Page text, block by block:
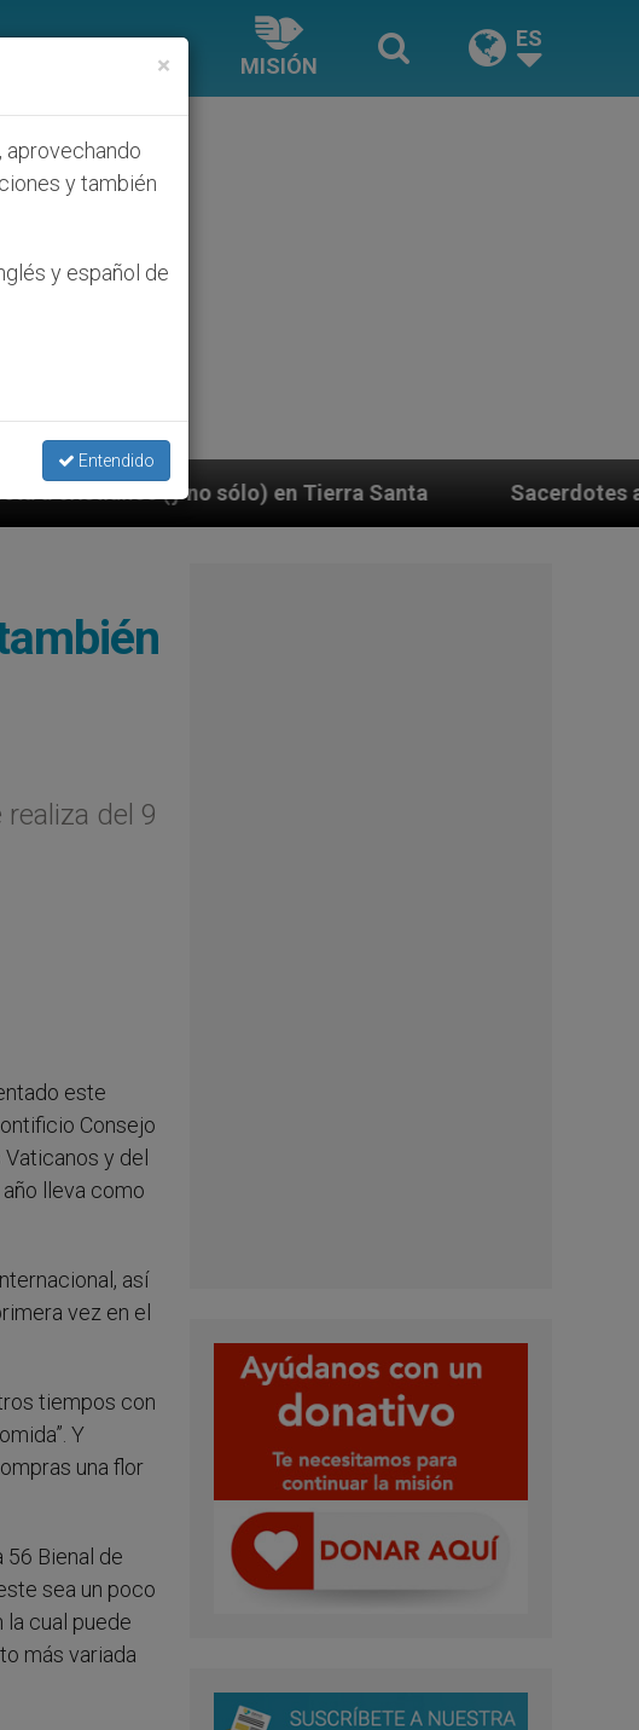
MISIÓN
ES
en Tierra Santa Sacerdotes alemanes fieles al
del 9
este
Consejo
y del
lleva como
así
vez en el
tiempos con
Y
una flor
56 Bienal de
sea un poco
la cual puede
más variada
×
aprovechando
y también
y español de
Entendido